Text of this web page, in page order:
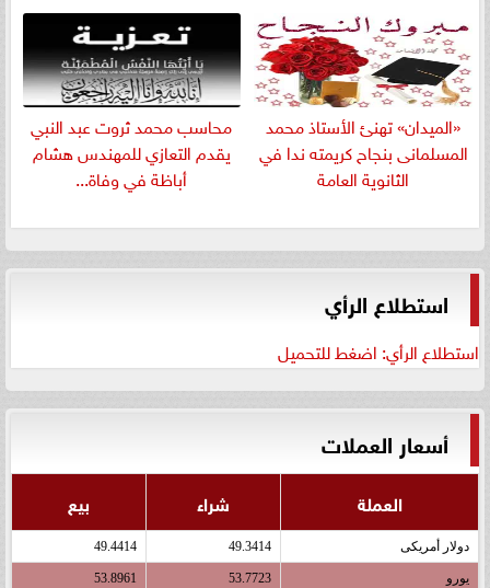
«الميدان» تهنئ الأستاذ محمد
المسلمانى بنجاح كريمته ندا في
الثانوية العامة
​محاسب محمد ثروت عبد النبي
يقدم التعازي للمهندس هشام
أباظة في وفاة...
استطلاع الرأي
استطلاع الرأي: اضغط للتحميل
أسعار العملات
العملة شراء بيع
دولار أمريكى 49.3414
49.4414
يورو 53.7723
53.8961